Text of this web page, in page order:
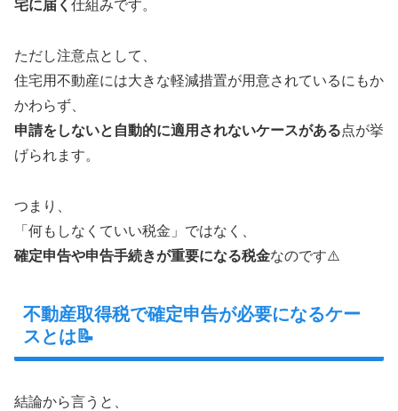
宅に届く 仕組みです。
ただし注意点として、
住宅用不動産には大きな軽減措置が用意されているにもか
かわらず、
申請をしないと自動的に適用されないケースがある点が挙
げられます。
つまり、
「何もしなくていい税金」ではなく、
確定申告や申告手続きが重要になる税金なのです⚠️
不動産取得税で確定申告が必要になるケー
スとは📝
結論から言うと、